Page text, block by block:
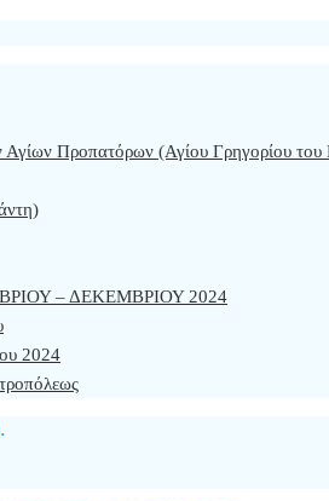
Αγίων Προπατόρων (Αγίου Γρηγορίου
– ΔΕΚΕΜΒΡΙΟΥ 2024
2024